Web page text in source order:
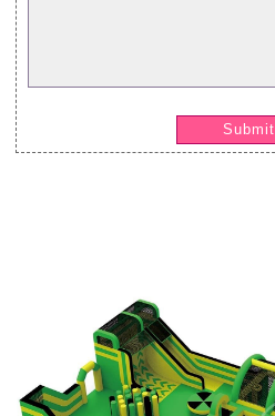
Submit